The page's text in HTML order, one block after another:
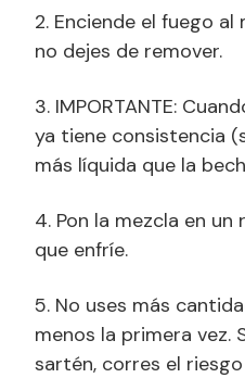
2. Enciende el fuego
no dejes de remover.
3. IMPORTANTE:
ya tiene consistencia
más líquida que la
4. Pon la mezcla en
que enfríe.
5. No uses más
menos la primera vez.
sartén, corres el